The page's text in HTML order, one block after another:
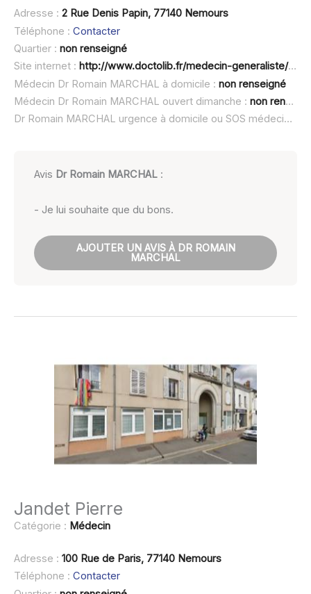
Adresse : 2 Rue Denis Papin, 77140 Nemours
Téléphone : Contacter
Quartier : non renseigné
Site internet : http://www.doctolib.fr/medecin-generaliste/nemours/romain-marchal
Médecin Dr Romain MARCHAL à domicile : non renseigné
Médecin Dr Romain MARCHAL ouvert dimanche : non renseigné
Dr Romain MARCHAL urgence à domicile ou SOS médecin :
Avis Dr Romain MARCHAL :
- Je lui souhaite que du bons.
AJOUTER UN AVIS À DR ROMAIN
MARCHAL
Jandet Pierre
Catégorie : Médecin
Adresse : 100 Rue de Paris, 77140 Nemours
Téléphone : Contacter